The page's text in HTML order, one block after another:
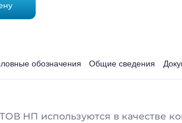
обозначения Общие сведения
НП используются в качестве